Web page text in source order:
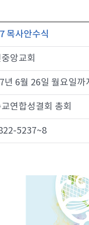
목사안수식
앙교회
년 6월 26일 월요일까
연합성결회 총회
5237~8